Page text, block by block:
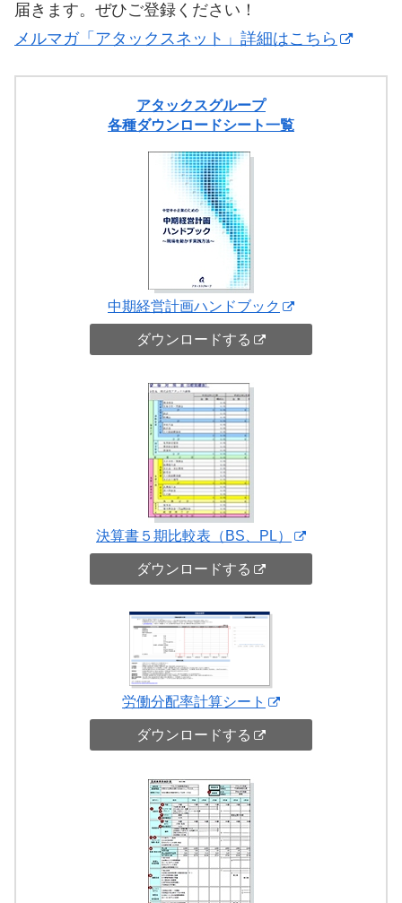
届きます。ぜひご登録ください！
メルマガ「アタックスネット」詳細はこちら
アタックスグループ
各種ダウンロードシート一覧
中期経営計画ハンドブック
ダウンロードする
決算書５期比較表（BS、PL）
ダウンロードする
労働分配率計算シート
ダウンロードする